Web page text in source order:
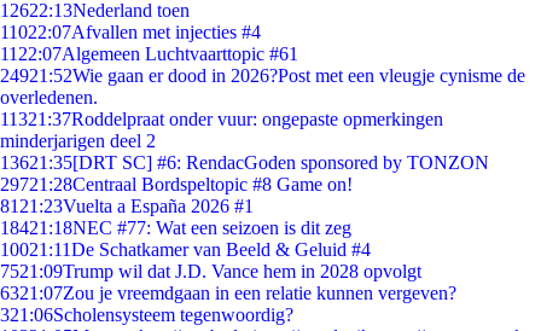
12622:13Nederland toen
11022:07Afvallen met injecties #4
11 22:07Algemeen Luchtvaarttopic #61
24921:52Wie gaan er dood in 2026?Post met een vleugje cynisme de
overledenen.
11321:37Roddelpraat onder vuur: ongepaste opmerkingen
minderjarigen deel 2
13621:35[DRT SC] #6: RendacGoden sponsored by TONZON
29721:28Centraal Bordspeltopic #8 Game on!
81 21:23Vuelta a España 2026 #1
18421:18NEC #77: Wat een seizoen is dit zeg
10021:11De Schatkamer van Beeld & Geluid #4
7521:09Trump wil dat J.D. Vance hem in 2028 opvolgt
6321:07Zou je vreemdgaan in een relatie kunnen vergeven?
321:06Scholensysteem tegenwoordig?